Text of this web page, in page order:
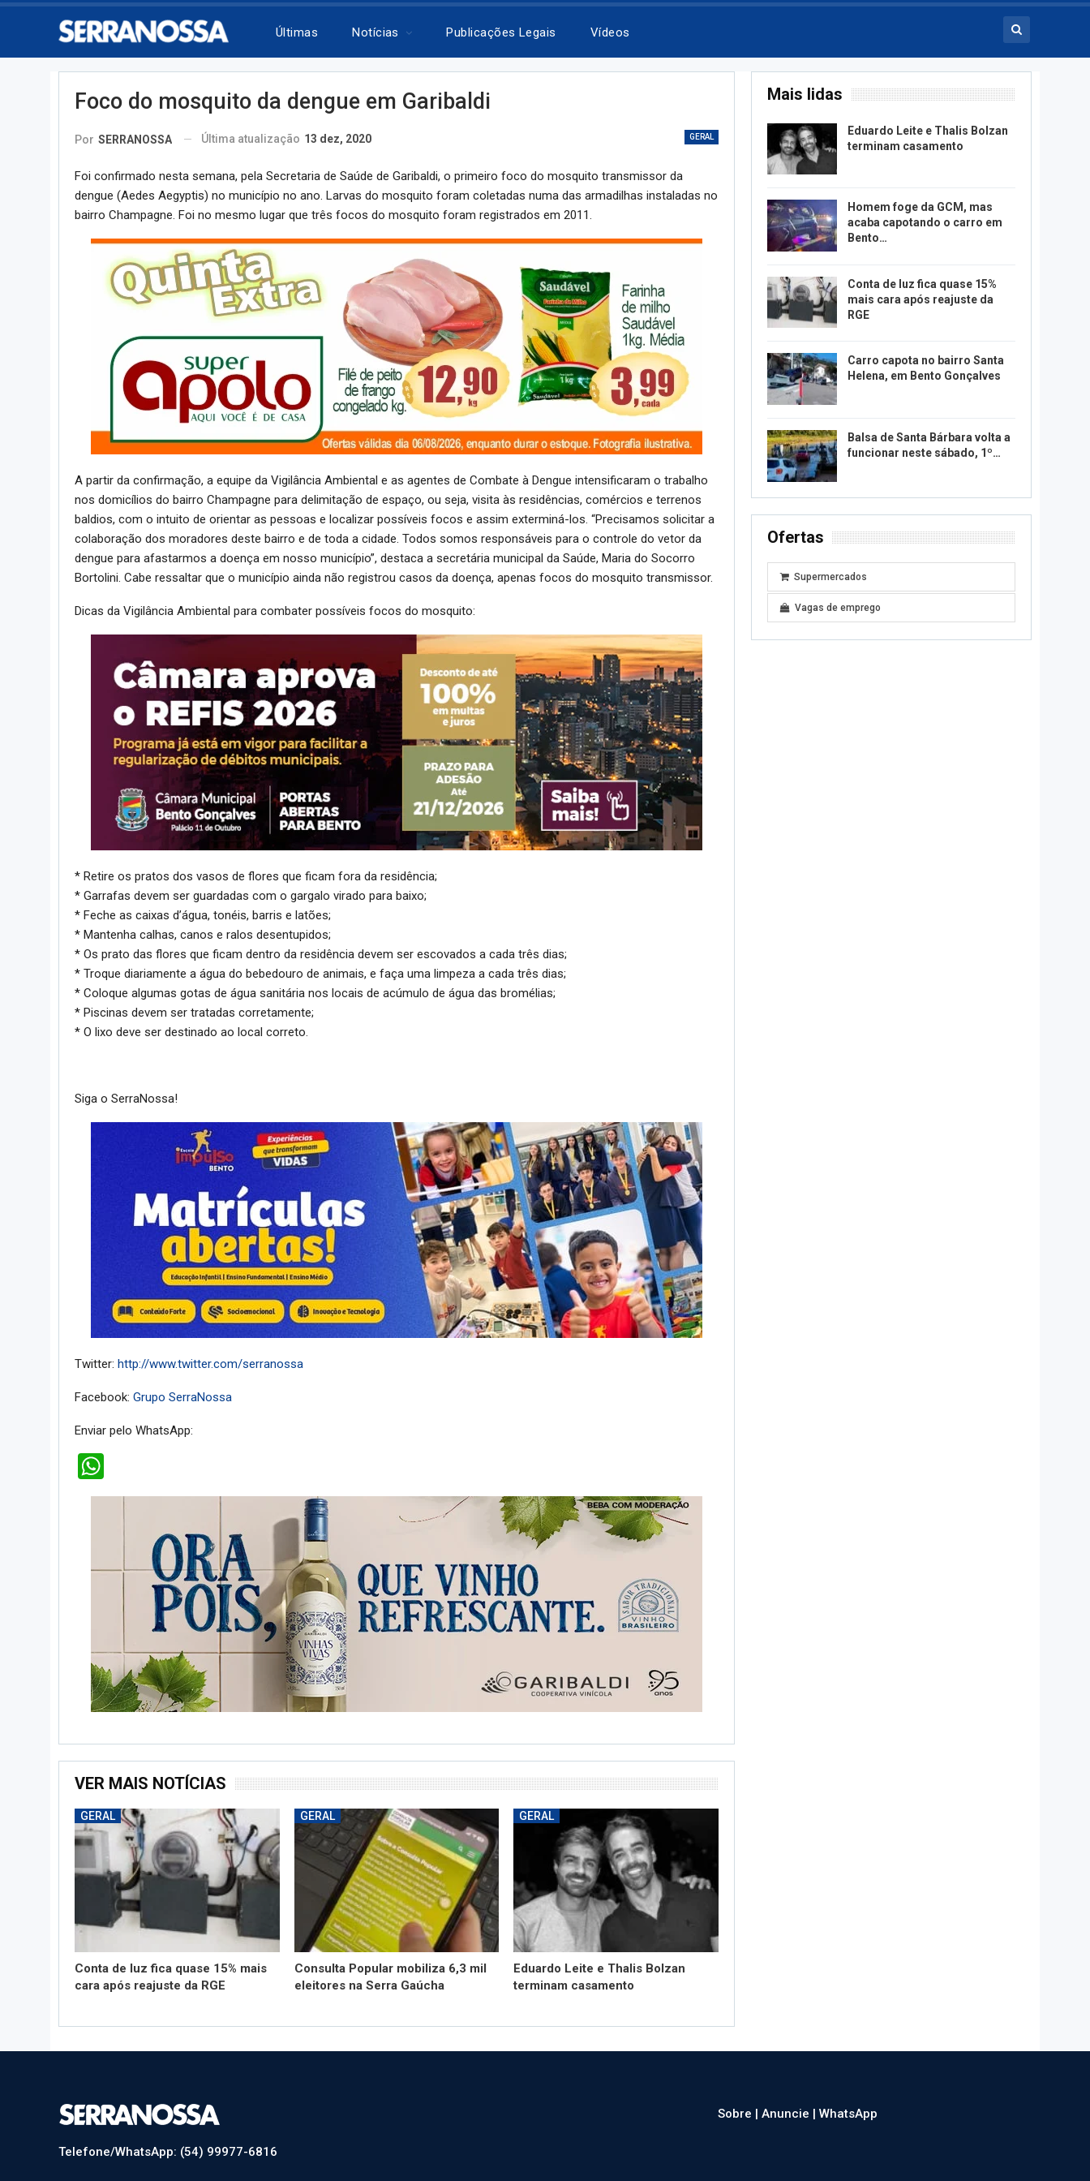
Últimas Notícias Publicações Legais Vídeos
Foco do mosquito da dengue em Garibaldi
GERAL
Por SERRANOSSA Última atualização 13 dez, 2020
Foi confirmado nesta semana, pela Secretaria de Saúde de Garibaldi, o primeiro foco do mosquito transmissor da
dengue (Aedes Aegyptis) no município no ano. Larvas do mosquito foram coletadas numa das armadilhas instaladas no
bairro Champagne. Foi no mesmo lugar que três focos do mosquito foram registrados em 2011.
A partir da confirmação, a equipe da Vigilância Ambiental e as agentes de Combate à Dengue intensificaram o trabalho
nos domicílios do bairro Champagne para delimitação de espaço, ou seja, visita às residências, comércios e terrenos
baldios, com o intuito de orientar as pessoas e localizar possíveis focos e assim exterminá-los. “Precisamos solicitar a
colaboração dos moradores deste bairro e de toda a cidade. Todos somos responsáveis para o controle do vetor da
dengue para afastarmos a doença em nosso município”, destaca a secretária municipal da Saúde, Maria do Socorro
Bortolini. Cabe ressaltar que o município ainda não registrou casos da doença, apenas focos do mosquito transmissor.
Dicas da Vigilância Ambiental para combater possíveis focos do mosquito:
* Retire os pratos dos vasos de flores que ficam fora da residência;
* Garrafas devem ser guardadas com o gargalo virado para baixo;
* Feche as caixas d’água, tonéis, barris e latões;
* Mantenha calhas, canos e ralos desentupidos;
* Os prato das flores que ficam dentro da residência devem ser escovados a cada três dias;
* Troque diariamente a água do bebedouro de animais, e faça uma limpeza a cada três dias;
* Coloque algumas gotas de água sanitária nos locais de acúmulo de água das bromélias;
* Piscinas devem ser tratadas corretamente;
* O lixo deve ser destinado ao local correto.
Siga o SerraNossa!
Twitter: http://www.twitter.com/serranossa
Facebook: Grupo SerraNossa
Enviar pelo WhatsApp:
VER MAIS NOTÍCIAS
GERAL
Conta de luz fica quase 15% mais
cara após reajuste da RGE
GERAL
Consulta Popular mobiliza 6,3 mil
eleitores na Serra Gaúcha
GERAL
Eduardo Leite e Thalis Bolzan
terminam casamento
Mais lidas
Eduardo Leite e Thalis Bolzan
terminam casamento
Homem foge da GCM, mas
acaba capotando o carro em
Bento…
Conta de luz fica quase 15%
mais cara após reajuste da
RGE
Carro capota no bairro Santa
Helena, em Bento Gonçalves
Balsa de Santa Bárbara volta a
funcionar neste sábado, 1º…
Ofertas
Supermercados
Vagas de emprego
Telefone/WhatsApp: (54) 99977-6816
Sobre |Anuncie |WhatsApp